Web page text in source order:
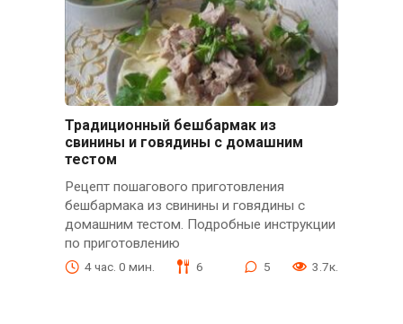
Традиционный бешбармак из
свинины и говядины с домашним
тестом
Рецепт пошагового приготовления
бешбармака из свинины и говядины с
домашним тестом. Подробные инструкции
по приготовлению
4 час. 0 мин. 6 5 3.7к.